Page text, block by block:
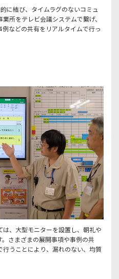
に結び、タイムラグのないコミュ
所をテレビ会議システムで繋げ、
などの共有をリアルタイムで行っ
、大型モニターを設置し、朝礼や
さまざまの展開事項や事例の共
うことにより、漏れのない、均質